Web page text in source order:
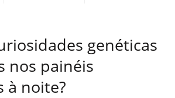
genéticas
nos painéis
à noite?